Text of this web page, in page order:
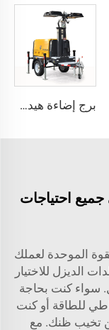
برج إضاءة هيدروليكي بمحرك Perkins عالي الجودة مع مولد ديزل للاستخدام في المباني والأحداث الخارجية
احتياجات
الموحدة لعملك
الديزل للاختيار
سواء كنت بحاجة
للطاقة أو كنت
لن تخيب ظنك. مع